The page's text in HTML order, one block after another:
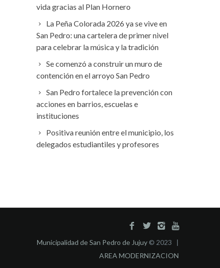
vida gracias al Plan Hornero
La Peña Colorada 2026 ya se vive en
San Pedro: una cartelera de primer nivel
para celebrar la música y la tradición
Se comenzó a construir un muro de
contención en el arroyo San Pedro
San Pedro fortalece la prevención con
acciones en barrios, escuelas e
instituciones
Positiva reunión entre el municipio, los
delegados estudiantiles y profesores
Municipalidad de San Pedro de Jujuy © 2023 |
AREA MODERNIZACION